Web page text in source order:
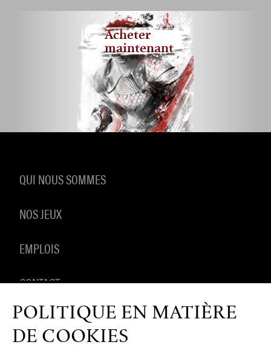
Acheter
maintenant
QUI NOUS SOMMES
NOS JEUX
EMPLOIS
CONTACT
PRODUITS DÉRIVÉS
POLITIQUE EN MATIÈRE
DE COOKIES